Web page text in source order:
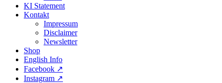
KI Statement
Kontakt
Impressum
Disclaimer
Newsletter
Shop
English Info
Facebook ↗︎
Instagram ↗︎